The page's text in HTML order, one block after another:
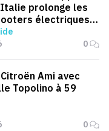
prolonge les
électriques
0
Ami avec
Topolino à 59
0